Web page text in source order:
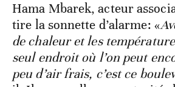
Hama Mbarek, acteur
tire la sonnette d’alarme: «
de chaleur et les
seul endroit où l’on peut
peu d’air frais, c’est ce